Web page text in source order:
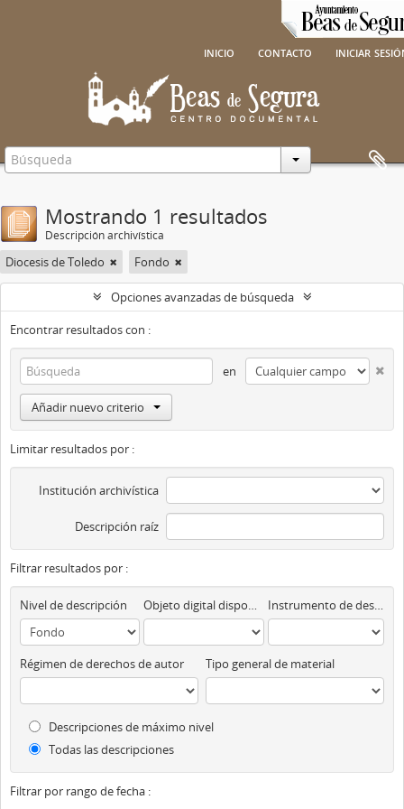
inicio contacto iniciar
Mostrando 1 resultados
Descripción archivística
Diocesis de Toledo Fondo
Opciones avanzadas de búsqueda
Encontrar resultados con :
en
Añadir nuevo criterio
Limitar resultados por :
Institución archivística
Descripción raíz
Filtrar resultados por :
Nivel de descripción Objeto digital disponibles Instrumento de descripción
Régimen de derechos de autor Tipo general de material
Descripciones de máximo nivel
Todas las descripciones
Filtrar por rango de fecha :